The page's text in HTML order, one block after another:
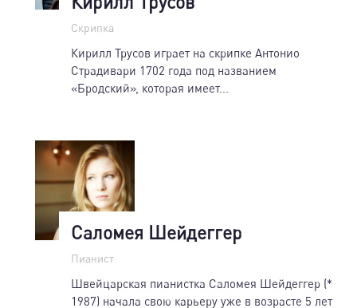
Скрипка
Кирилл Трусов играет на скрипке Антонио
Страдивари 1702 года под названием
«Бродский», которая имеет...
Саломея Шейдеггер
Пианист
Швейцарская пианистка Саломея Шейдеггер (*
1987) начала свою карьеру уже в возрасте 5 лет